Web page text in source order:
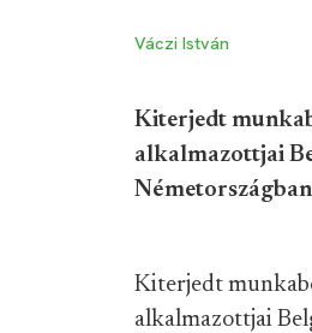
Váczi István
Kiterjedt
alkalmazottjai
Kiterjedt
alkalmazottjai